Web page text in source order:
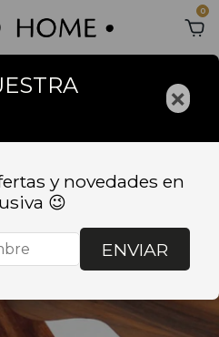
0
×
y novedades en
😉
ENVIAR